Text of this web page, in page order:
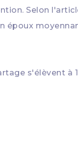
Selon
époux
s'élèvent à